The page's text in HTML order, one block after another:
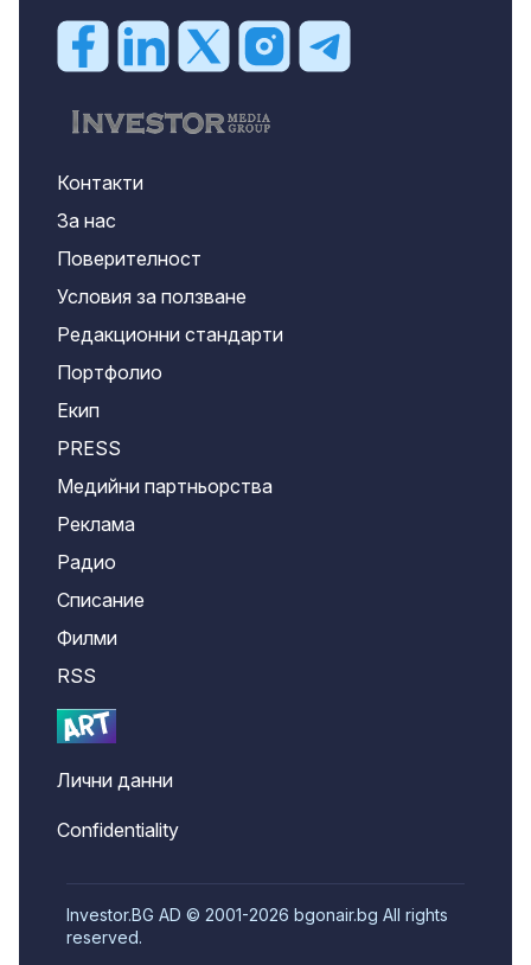
Контакти
За нас
Поверителност
Условия за ползване
Редакционни стандарти
Портфолио
Екип
PRESS
Медийни партньорства
Реклама
Радио
Списание
Филми
RSS
Лични данни
Confidentiality
Investor.BG AD © 2001-2026 bgonair.bg All rights
reserved.